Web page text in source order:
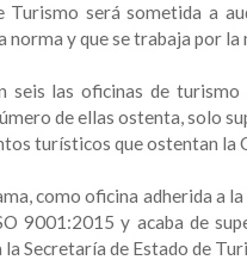
será sometida a
norma y que se trabaja por
seis las oficinas de
de ellas ostenta, solo
turísticos que ostentan la
como oficina adherida a
9001:2015 y acaba de
Secretaría de Estado de